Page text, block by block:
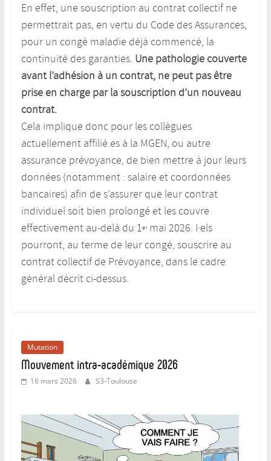
En effet, une souscription au contrat collectif ne
permettrait pas, en vertu du Code des Assurances,
pour un congé maladie déjà commencé, la
continuité des garanties. Une pathologie couverte
avant l’adhésion à un contrat, ne peut pas être
prise en charge par la souscription d’un nouveau
contrat.
Cela implique donc pour les collègues
actuellement affilié.es à la MGEN, ou autre
assurance prévoyance, de bien mettre à jour leurs
données (notamment : salaire et coordonnées
bancaires) afin de s’assurer que leur contrat
individuel soit bien prolongé et les couvre
effectivement au-delà du 1ermai 2026. I·els
pourront, au terme de leur congé, souscrire au
contrat collectif de Prévoyance, dans le cadre
général décrit ci-dessus.
Mutation
Mouvement intra-académique 2026
16 mars 2026 S3-Toulouse